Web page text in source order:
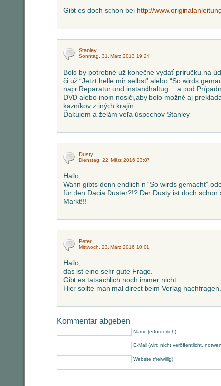
Gibt es doch schon bei http://
Stanley
Sonntag, 31. März 2013 19:24
Bolo by potrebné už konečne vydať príručku na
či už “Jetzt helfe mir selbst” alebo “So wirds
napr.Reparatur und instandhaltug… a
DVD alebo inom nosiči,aby bolo možné aj
kazníkov z iných krajín.
Ďakujem a želám veľa úspechov Stanley
Dusty
Dienstag, 22. März 2016 23:07
Hallo,
Wann gibts denn endlich n “So wirds gemacht”
für den Dacia Duster?!? Der Dusty ist doch schon
Markt!!!
Peter
Mittwoch, 23. März 2016 10:01
Hallo,
das ist eine sehr gute Frage.
Gibt es tatsächlich noch immer nicht.
Hier sollte man mal direct beim Verlag nachfragen.
Kommentar abgeben
Name (erforderlich)
E-Mail (wird nicht veröffentlicht,
Website (freiwillig)